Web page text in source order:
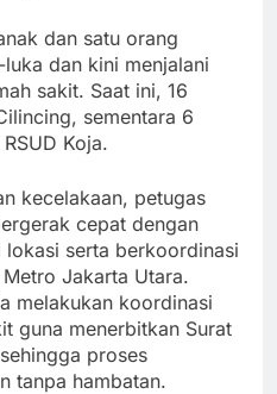
dan satu orang
dan kini menjalani
sakit. Saat ini, 16
sementara 6
Koja.
kecelakaan, petugas
cepat dengan
serta berkoordinasi
Jakarta Utara.
melakukan koordinasi
guna menerbitkan Surat
proses
tanpa hambatan.